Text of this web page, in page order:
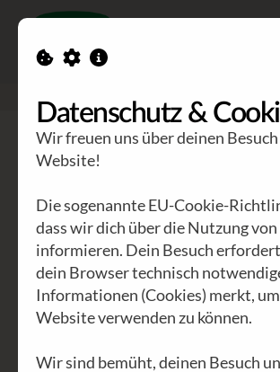
GEA vs. FMA
Datenschutz &
Wir freuen uns über deinen
Website!
Die sogenannte EU-Cookie-
dass wir dich über die Nutzung
informieren. Dein Besuch
dein Browser technisch
Informationen (Cookies) merkt,
Website verwenden zu können.
Wir sind bemüht, deinen Besuch